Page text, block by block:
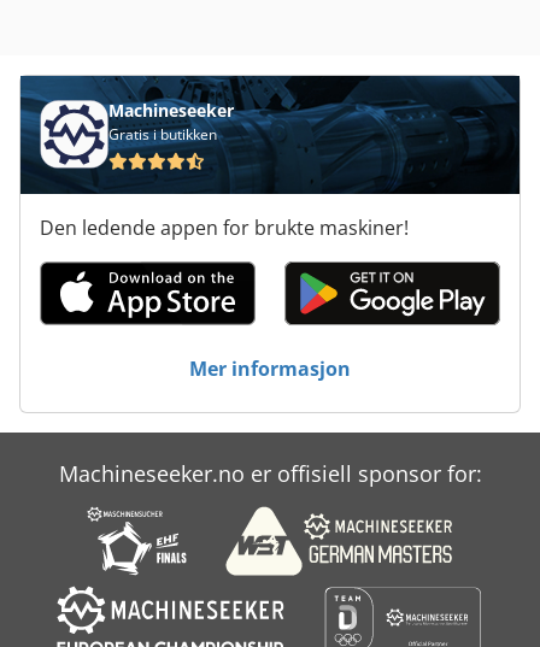
Machineseeker
Gratis i butikken
Den ledende appen for brukte maskiner!
Mer informasjon
Machineseeker.no er offisiell sponsor for: